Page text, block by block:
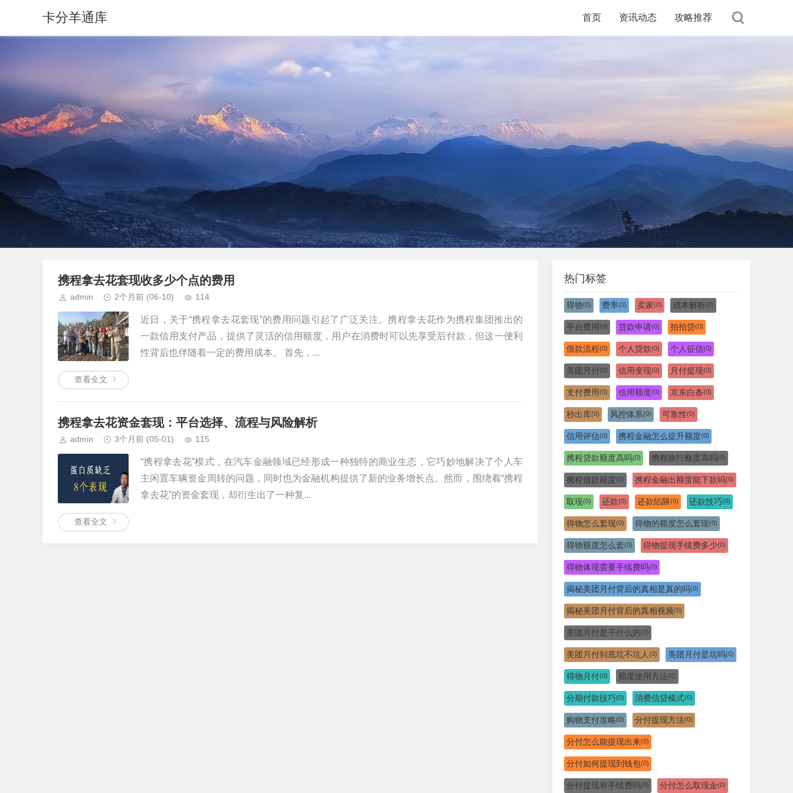
卡分羊通库 首页 资讯动态 攻略推荐
携程拿去花套现收多少个点的费用
admin 2个月前 (06-10) 114
近日，关于“携程拿去花套现”的费用问题引起了广泛关注。携程拿去花作为携程集团推出的
一款信用支付产品，提供了灵活的信用额度，用户在消费时可以先享受后付款，但这一便利
性背后也伴随着一定的费用成本。 首先，...
查看全文
携程拿去花资金套现：平台选择、流程与风险解析
admin 3个月前 (05-01) 115
“携程拿去花”模式，在汽车金融领域已经形成一种独特的商业生态，它巧妙地解决了个人车
主闲置车辆资金周转的问题，同时也为金融机构提供了新的业务增长点。然而，围绕着“携程
拿去花”的资金套现，却衍生出了一种复...
查看全文
热门标签
得物(0) 费率(0) 卖家(0) 成本解析(0)
平台费用 (0) 贷款申请(0) 拍拍贷(0)
借款流程(0) 个人贷款(0) 个人征信(0)
美团月付(0) 信用变现(0) 月付提现(0)
支付费用(0) 信用额度(0) 京东白条(0)
秒出库(0) 风控体系(0) 可靠性(0)
信用评估(0) 携程金融怎么提升额度(0)
携程贷款额度高吗(0) 携程旅行额度高吗(0)
携程借款额度(0) 携程金融出额度能下款吗(0)
取现(0) 还款(0) 还款陷阱(0) 还款技巧(0)
得物怎么套现(0) 得物的额度怎么套现(0)
得物额度怎么套(0) 得物提现手续费多少(0)
得物体现需要手续费吗(0)
揭秘美团月付背后的真相是真的吗(0)
揭秘美团月付背后的真相视频(0)
美团月付是干什么的(0)
美团月付到底坑不坑人 (0) 美团月付是坑吗(0)
得物月付(0) 额度使用方法(0)
分期付款技巧(0) 消费信贷模式(0)
购物支付攻略(0) 分付提现方法(0)
分付怎么能提现出来(0)
分付如何提现到钱包(0)
分付提现有手续费吗(0) 分付怎么取现金(0)